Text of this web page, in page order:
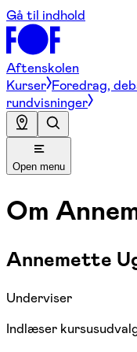
Gå til indhold
Aftenskolen
Kurser Foredrag,
rundvisninger
Open menu
Om
Annemette
Underviser
Indlæser